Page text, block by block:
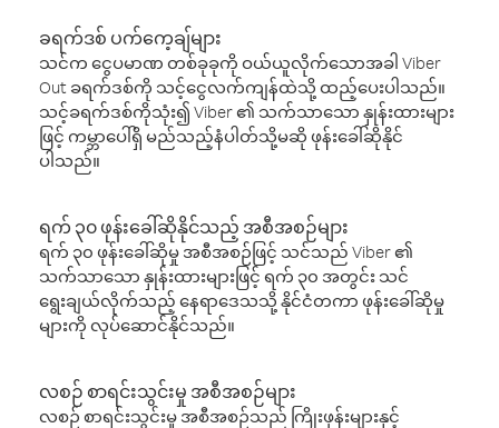
ခရက်ဒစ် ပက်ကေ့ချ်များ
သင်က ငွေပမာဏ တစ်ခုခုကို ဝယ်ယူလိုက်သောအခါ Viber
Out ခရက်ဒစ်ကို သင့်ငွေလက်ကျန်ထဲသို့ ထည့်ပေးပါသည်။
သင့်ခရက်ဒစ်ကိုသုံး၍ Viber ၏ သက်သာသော နှုန်းထားများ
ဖြင့် ကမ္ဘာပေါ်ရှိ မည်သည့်နံပါတ်သို့မဆို ဖုန်းခေါ်ဆိုနိုင်
ပါသည်။
ရက် ၃၀ ဖုန်းခေါ်ဆိုနိုင်သည့် အစီအစဉ်များ
ရက် ၃၀ ဖုန်းခေါ်ဆိုမှု အစီအစဉ်ဖြင့် သင်သည် Viber ၏
သက်သာသော နှုန်းထားများဖြင့် ရက် ၃၀ အတွင်း သင်
ရွေးချယ်လိုက်သည့် နေရာဒေသသို့ နိုင်ငံတကာ ဖုန်းခေါ်ဆိုမှု
များကို လုပ်ဆောင်နိုင်သည်။
လစဉ် စာရင်းသွင်းမှု အစီအစဉ်များ
လစဉ် စာရင်းသွင်းမှု အစီအစဉ်သည် ကြိုးဖုန်းများနှင့်